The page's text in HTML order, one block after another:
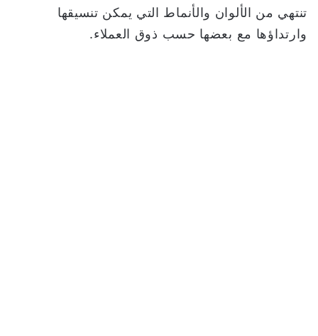
تنتهي من الألوان والأنماط التي يمكن تنسيقها
وارتداؤها مع بعضها حسب ذوق العملاء.